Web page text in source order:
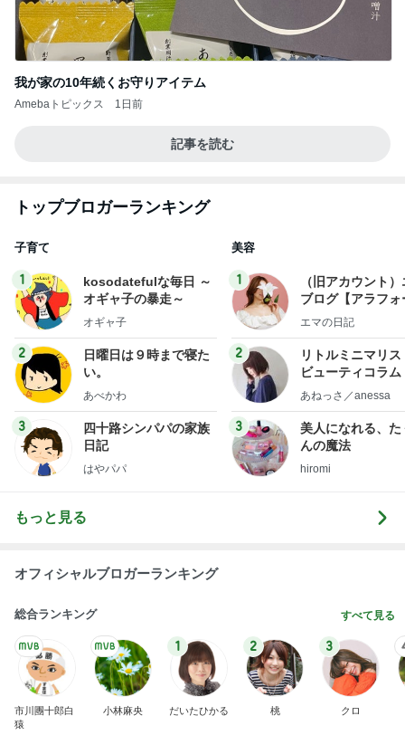
我が家の10年続くお守りアイテム
Amebaトピックス 1日前
記事を読む
トップブロガーランキング
子育て
1
kosodatefulな毎日 ～
オギャ子の暴走～
オギャ子
2
日曜日は９時まで寝た
い。
あべかわ
3
四十路シンパパの家族
日記
はやパパ
美容
1
（旧アカウント
ブログ【アラフォ
社売却セカンドラ
エマの日記
2
リトルミニマリス
ビューティコラ
little
あねっさ／anessa
3
美人になれる、た
んの魔法
hiromi
もっと見る
オフィシャルブロガーランキング
総合ランキング すべて見る
市川團十郎白
猿
小林麻央
1
だいたひかる
2
桃
3
クロ